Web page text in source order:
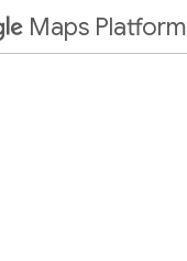
Maps Platform